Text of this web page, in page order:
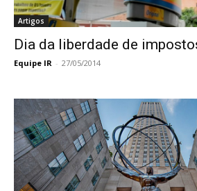
Artigos
Dia da liberdade de
Equipe IR - 27/05/2014